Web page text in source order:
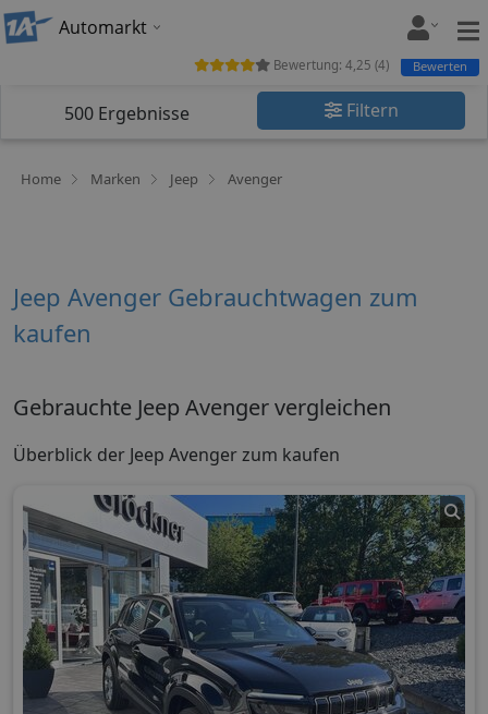
Automarkt
500 Ergebnisse Filtern
Home Marken Jeep Avenger
Bewertung: 4,25 (4) Bewerten
Jeep Avenger Gebrauchtwagen zum
kaufen
Gebrauchte Jeep Avenger vergleichen
Überblick der Jeep Avenger zum kaufen